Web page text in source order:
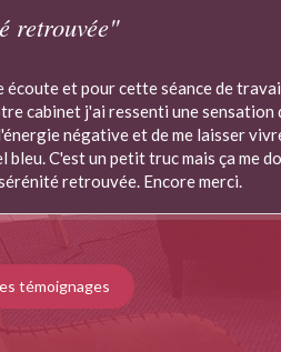
retrouvée"
et pour cette séance de
cabinet j'ai ressenti une sensation
négative et de me laisser
C'est un petit truc mais ça me
retrouvée. Encore merci.
témoignages